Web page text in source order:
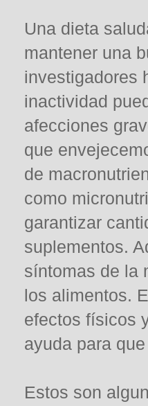
Una dieta
mantener una
investigadores
inactividad
afecciones
que
de
como
garantizar
suplementos.
síntomas de la
los alimentos.
efectos físicos
ayuda para
Estos son